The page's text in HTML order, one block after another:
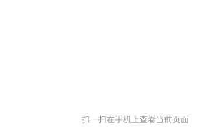
扫一扫在手机上查看当前页面